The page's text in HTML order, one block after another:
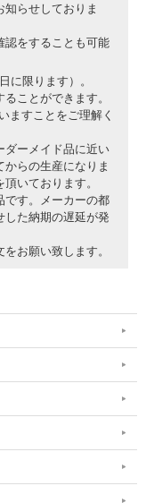
知らせしておりま
認をすることも可能
に限ります）。
ことができます。
ますことをご理解く
ダーメイド品に近い
らの生産になりま
いております。
です。メーカーの都
した納期の遅延が発
お願い致します。